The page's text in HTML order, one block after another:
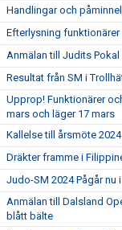
Handlingar och
Efterlysning
Anmälan till Judits
Resultat från SM i
Upprop! Funktionärer
mars och läger 17 mars
Kallelse till årsmöte 2024
Dräkter framme i
Judo-SM 2024 Pågår nu
Anmälan till Dalsland
blått bälte